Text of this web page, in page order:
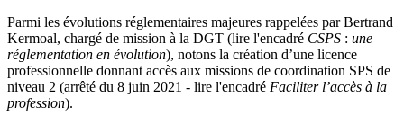
Parmi les évolutions réglementaires majeures rappelées par Bertrand
Kermoal, chargé de mission à la DGT (lire l'encadré CSPS : une
réglementation en évolution), notons la création d’une licence
professionnelle donnant accès aux missions de coordination SPS de
niveau 2 (arrêté du 8 juin 2021 - lire l'encadré Faciliter l’accès à la
profession).